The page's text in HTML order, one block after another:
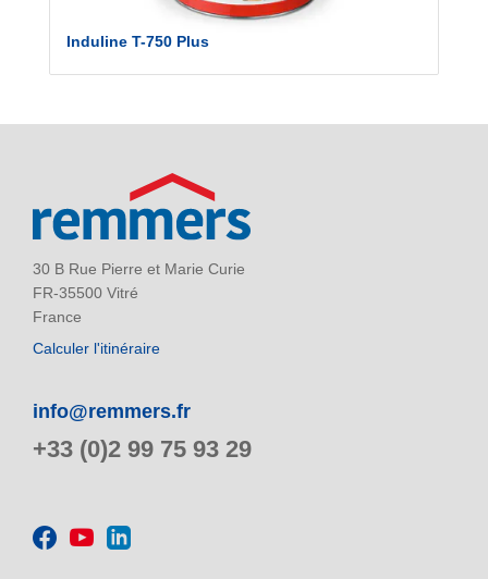
Induline T-750 Plus
30 B Rue Pierre et Marie Curie
FR-35500 Vitré
France
Calculer l'itinéraire
info@remmers.fr
+33 (0)2 99 75 93 29